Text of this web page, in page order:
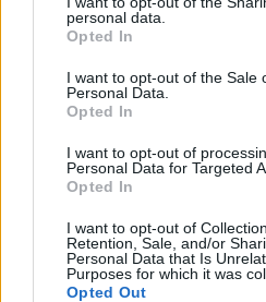
personal data.
Opted In
I want to opt-out of the Sale
Personal Data.
Opted In
I want to opt-out of
Personal Data for Targeted
Opted In
I want to opt-out of
Retention, Sale, and/or
Personal Data that Is
Purposes for which it was
Opted Out
Il Carroccio investe in
finisce sotto attacco
Pittin non finisce più di
Secondo di rimonta in
24/12/2011